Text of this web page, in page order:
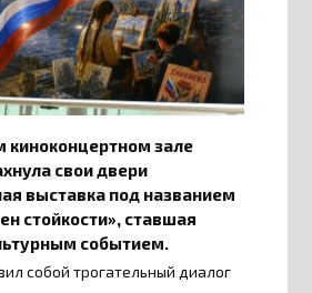
киноконцертном зале
свои двери
выставка под названием
стойкости», ставшая
событием.
собой трогательный диалог